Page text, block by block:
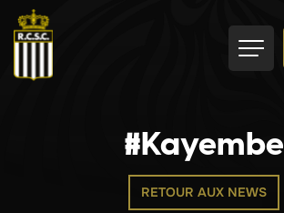
#Kayembe
RETOUR AUX NEWS